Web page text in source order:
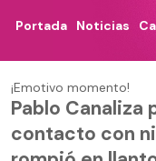
Portada Noticias
¡Emotivo momento!
Pablo
contacto con